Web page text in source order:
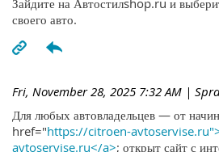
Зайдите на Автостилshop.ru и
своего авто.
Fri, November 28, 2025 7:32 AM |
Для любых автовладельцев — от
href="https://citroen-
avtoservise.ru</a>; открыт сайт с